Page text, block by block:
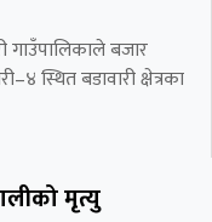
गाउँपालिकाले बजार
स्थित बडावारी क्षेत्रका
मृत्यु